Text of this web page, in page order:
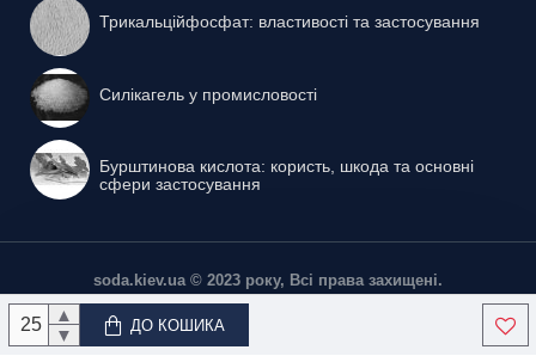
▲
▼
ДО КОШИКА
Трикальційфосфат: властивості та застосування
Силікагель у промисловості
Бурштинова кислота: користь, шкода та основні
сфери застосування
soda.kiev.ua © 2023 року, Всі права захищені.